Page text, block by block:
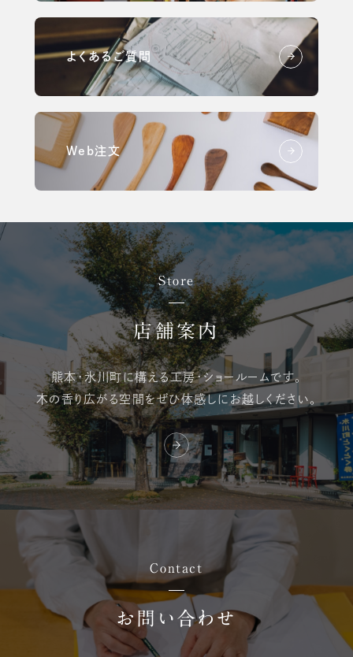
よくあるご質問
Web注文
Store
店舗案内
熊本・氷川町に構える工房・ショールームです。
木の香り広がる空間をぜひ体感しにお越しください。
Contact
お問い合わせ